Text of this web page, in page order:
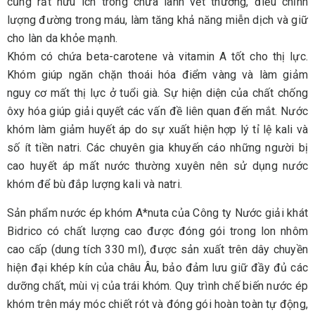
lượng đường trong máu, làm tăng khả năng miễn dịch và giữ
cho làn da khỏe mạnh.
Khóm có chứa beta-carotene và vitamin A tốt cho thị lực.
Khóm giúp ngăn chặn thoái hóa điểm vàng và làm giảm
nguy cơ mất thị lực ở tuổi già. Sự hiện diện của chất chống
ôxy hóa giúp giải quyết các vấn đề liên quan đến mắt. Nước
khóm làm giảm huyết áp do sự xuất hiện hợp lý tỉ lệ kali và
số ít tiền natri. Các chuyên gia khuyến cáo những người bị
cao huyết áp mất nước thường xuyên nên sử dụng nước
khóm để bù đắp lượng kali và natri.
Sản phẩm nước ép khóm A*nuta của Công ty Nước giải khát
Bidrico có chất lượng cao được đóng gói trong lon nhôm
cao cấp (dung tích 330 ml), được sản xuất trên dây chuyền
hiện đại khép kín của châu Âu, bảo đảm lưu giữ đầy đủ các
dưỡng chất, mùi vị của trái khóm. Quy trình chế biến nước ép
khóm trên máy móc chiết rót và đóng gói hoàn toàn tự động,